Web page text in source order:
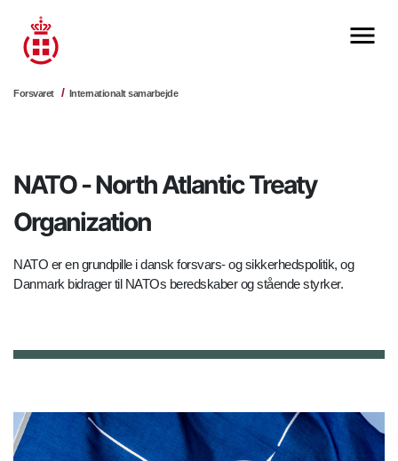
Forsvaret Internationalt samarbejde
NATO - North Atlantic Treaty
Organization
NATO er en grundpille i dansk forsvars- og sikkerhedspolitik, og
Danmark bidrager til NATOs beredskaber og stående styrker.